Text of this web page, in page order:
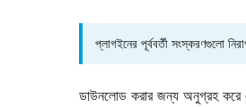
প্লাগইনের পূর্ববর্তী সংস্করণগুলো
ডাউনলোড করার জন্য অনুগ্রহ করে